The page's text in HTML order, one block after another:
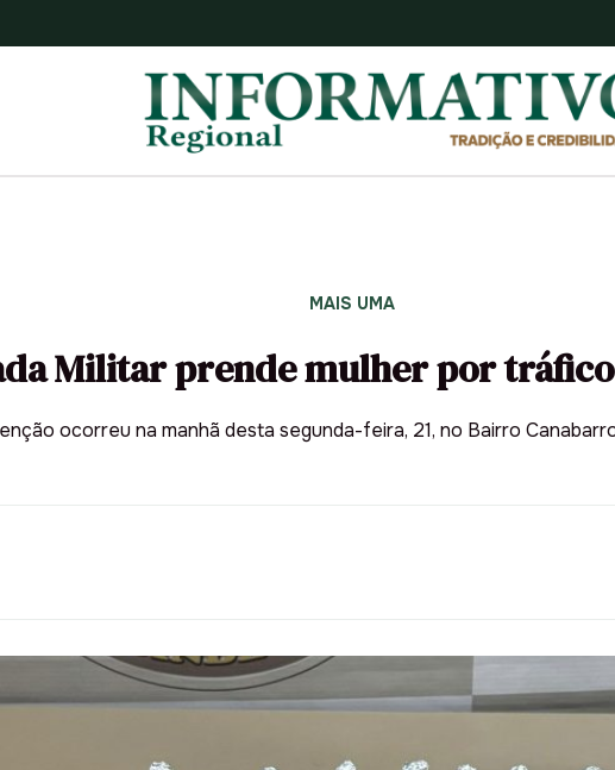
MAIS UMA
Militar prende mulher por
ocorreu na manhã desta segunda-feira, 21, no Bairro